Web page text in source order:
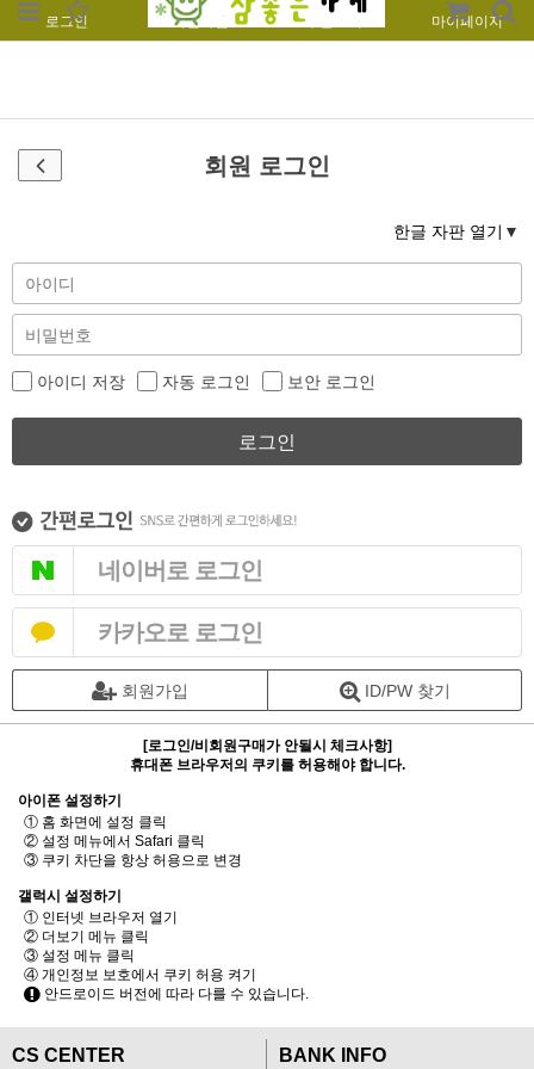
로그인 회원가입 주문조회 마이페이지
회원 로그인
한글 자판 열기
아이디 저장 자동 로그인 보안 로그인
로그인
네이버로 로그인
카카오로 로그인
회원가입 ID/PW 찾기
[로그인/비회원구매가 안될시 체크사항]
휴대폰 브라우저의 쿠키를 허용해야 합니다.
아이폰 설정하기
① 홈 화면에 설정 클릭
② 설정 메뉴에서 Safari 클릭
③ 쿠키 차단을 항상 허용으로 변경
갤럭시 설정하기
① 인터넷 브라우저 열기
② 더보기 메뉴 클릭
③ 설정 메뉴 클릭
④ 개인정보 보호에서 쿠키 허용 켜기
안드로이드 버전에 따라 다를 수 있습니다.
CS CENTER BANK INFO